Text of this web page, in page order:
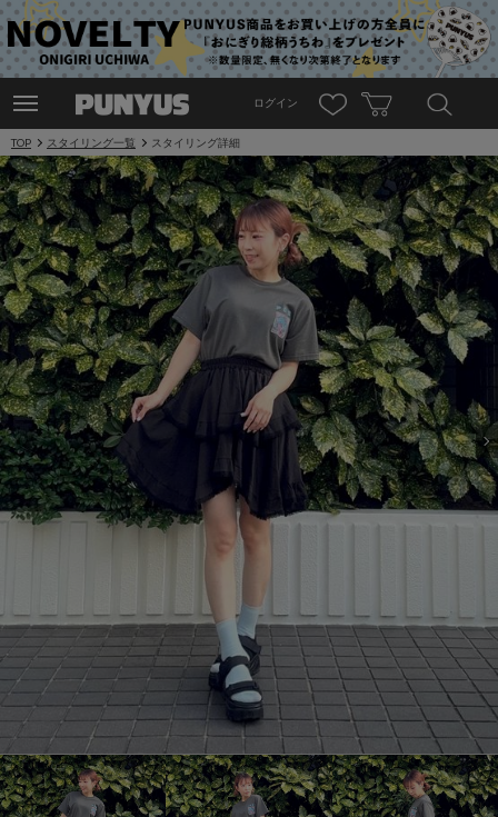
ログイン
TOP スタイリング一覧 スタイリング詳細